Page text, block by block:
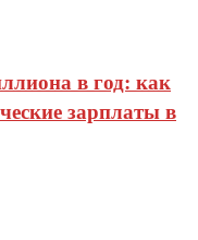
в год: как
зарплаты в